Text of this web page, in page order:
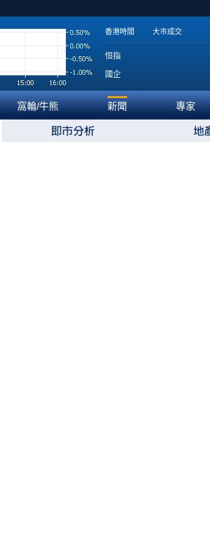
香港時間 大市成交
恒指
國企
窩輪/牛熊 新聞 專家